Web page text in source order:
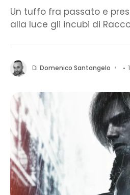
Un tuffo fra passato e
alla luce gli incubi di
Di Domenico Santangelo